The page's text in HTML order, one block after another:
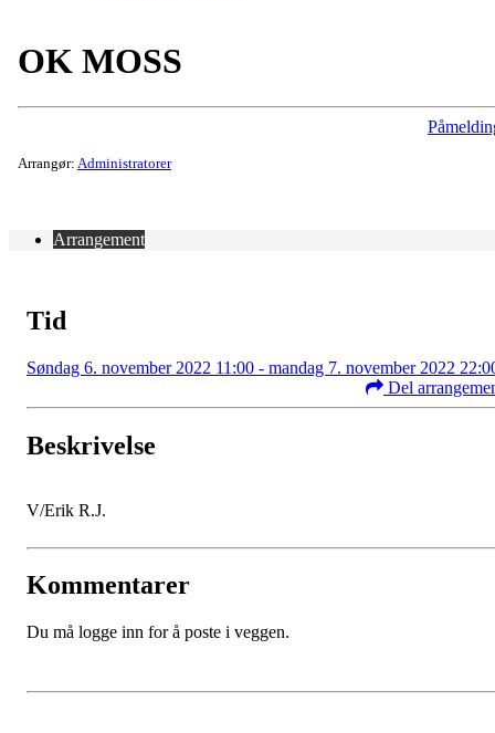
OK MOSS
Arrangør: Administratorer
Arrangement
Tid
Søndag 6. november 2022 11:00 - mandag 7. november 2022
Del
Beskrivelse
V/Erik R.J.
Kommentarer
Du må logge inn for å poste i veggen.